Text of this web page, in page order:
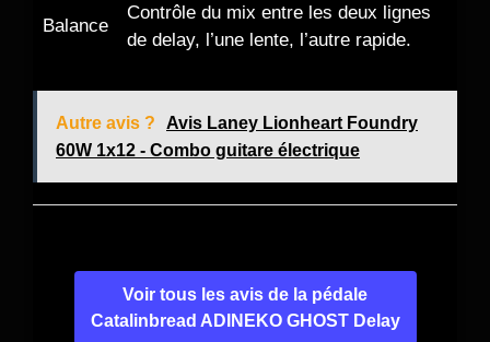
Balance
Contrôle du mix entre les deux lignes
de delay, l’une lente, l’autre rapide.
Autre avis ?
Avis Laney Lionheart Foundry
60W 1x12 - Combo guitare électrique
Voir tous les avis de la pédale
Catalinbread ADINEKO GHOST Delay